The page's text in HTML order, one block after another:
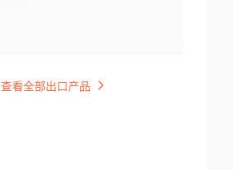
查看全部出口产品